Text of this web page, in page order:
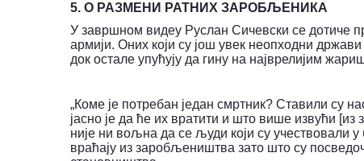
5. О РАЗМЕНИ РАТНИХ ЗАРОБЉЕНИКА
У завршном видеу Руслан Сичевски се дотиче
армији. Оних који су још увек неопходни
док остале упућују да гину на најврелијим
„Коме је потребан један смртник? Ставили су
јасно је да ће их вратити и што више извући
није ни вољна да се људи који су учествовали
враћају из заробљеништва зато што су